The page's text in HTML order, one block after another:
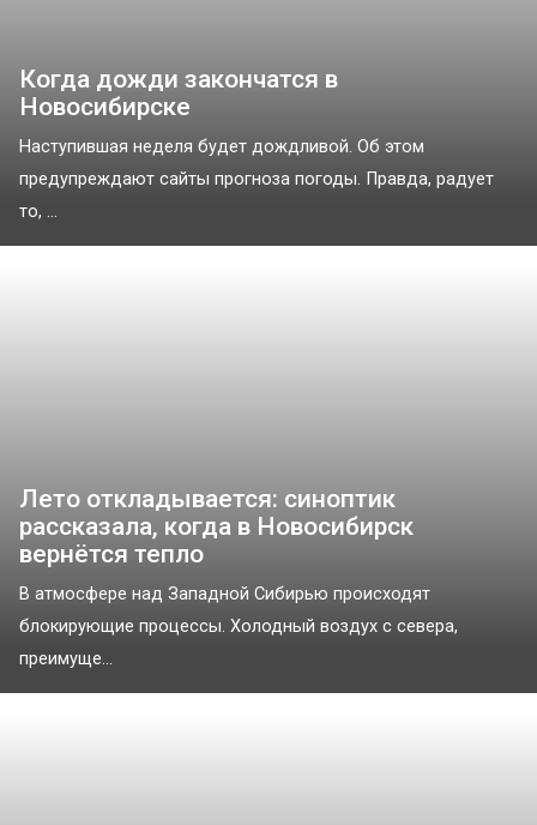
Когда дожди закончатся в
Новосибирске
Наступившая неделя будет дождливой. Об этом
предупреждают сайты прогноза погоды. Правда, радует
то, ...
Лето откладывается: синоптик
рассказала, когда в Новосибирск
вернётся тепло
В атмосфере над Западной Сибирью происходят
блокирующие процессы. Холодный воздух с севера,
преимуще...